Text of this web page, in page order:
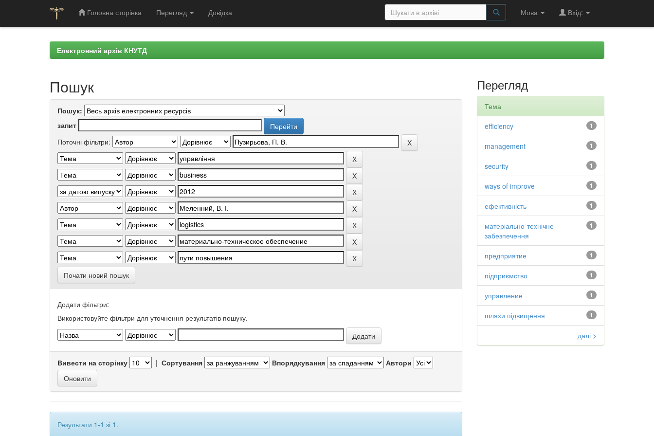
Головна сторінка Перегляд Довідка Мова Вхід:
Електронний архів КНУТД
Пошук
Пошук:
запит
Поточні фільтри:
Почати новий пошук
Додати фільтри:
Використовуйте фільтри для уточнення результатів пошуку.
Вивести на сторінку | Сортування Впорядкування Автори
Результати 1-1 зі 1.
Перегляд
Тема
1
efficiency
1
management
1
security
1
ways of improve
1
ефективність
1
матеріально-технічне
забезпечення
1
предприятие
1
підприємство
1
управление
1
шляхи підвищення
далі >